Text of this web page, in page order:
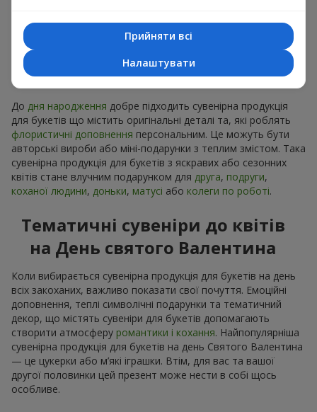
бюджет.
Сувенірна продукція до
букетів на День народження
До дня народження добре підходить сувенірна продукція
для букетів що містить оригінальні деталі та, які роблять
флористичні доповнення персональним. Це можуть бути
авторські вироби або міні-подарунки з теплим змістом. Така
сувенірна продукція для букетів з яскравих або сезонних
квітів стане влучним подарунком для друга, подруги,
коханої людини, доньки, матусі або колеги по роботі.
Тематичні сувеніри до квітів
на День святого Валентина
Коли вибирається сувенірна продукція для букетів на день
всіх закоханих, важливо показати свої почуття. Емоційні
доповнення, теплі символічні подарунки та тематичний
декор, що містять сувеніри для букетів допомагають
створити атмосферу романтики і кохання. Найпопулярніша
сувенірна продукція для букетів на день Святого Валентина
— це цукерки або м’які іграшки. Втім, для вас та вашої
другої половинки цей презент може нести в собі щось
особливе.
Прийняти всі
Налаштувати